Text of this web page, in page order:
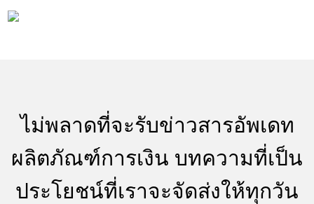
ไม่พลาดที่จะรับข่าวสารอัพเดท
ผลิตภัณฑ์การเงิน บทความที่เป็น
ประโยชน์ที่เราจะจัดส่งให้ทุกวัน